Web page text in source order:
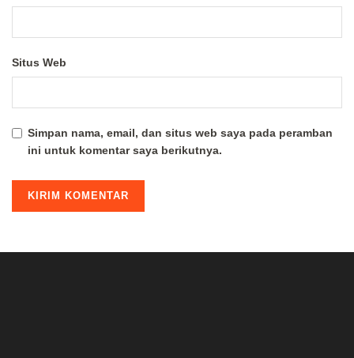
Situs Web
Simpan nama, email, dan situs web saya pada peramban
ini untuk komentar saya berikutnya.